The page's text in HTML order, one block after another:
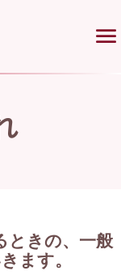
menu
ときの、一般
ます。